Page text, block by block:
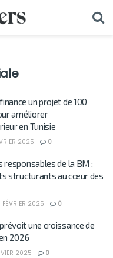
un projet de 100
améliorer
en Tunisie
2025 0
responsables de la BM :
structurants au cœur des
FÉVRIER 2025 0
une croissance de
2026
2025 0